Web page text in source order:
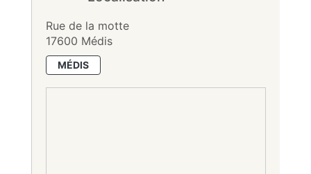
Rue de la motte
17600 Médis
MÉDIS